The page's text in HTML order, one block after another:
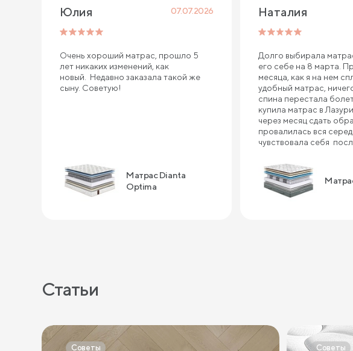
Юлия 07.07.2026
Очень хороший матрас, прошло 5
лет никаких изменений, как
новый. Недавно заказала такой же
сыну. Советую!
Матрас Dianta
Optima
Наталия
Долго выбирала
его себе на 8 марта.
месяца, как я на нем
удобный матрас,
спина перестала
купила матрас в
через месяц сдать
провалилась вся
чувствовала себя
спина, и плечи.
кампании Сонум к
пожалела ни дня .
за крепкий сон!!!
Статьи
Советы Советы